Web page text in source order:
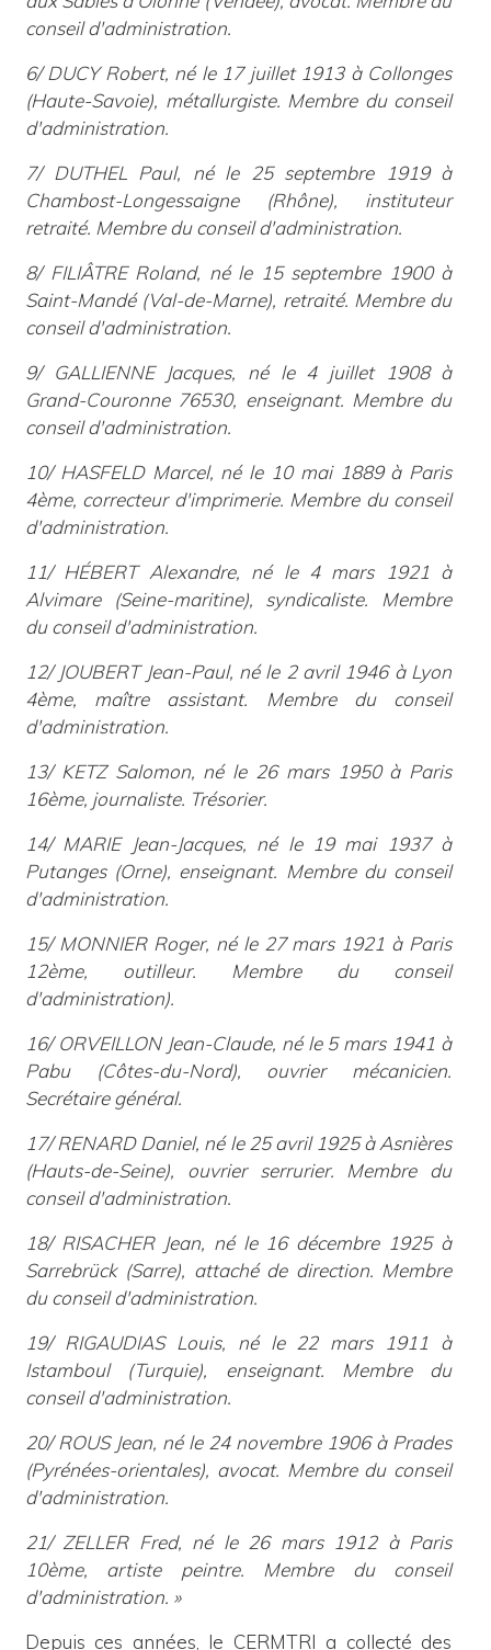
conseil d'administration.
6/ DUCY Robert, né le 17 juillet 1913 à Collonges
(Haute-Savoie), métallurgiste. Membre du conseil
d'administration.
7/ DUTHEL Paul, né le 25 septembre 1919 à
Chambost-Longessaigne (Rhône), instituteur
retraité. Membre du conseil d'administration.
8/ FILIÂTRE Roland, né le 15 septembre 1900 à
Saint-Mandé (Val-de-Marne), retraité. Membre du
conseil d'administration.
9/ GALLIENNE Jacques, né le 4 juillet 1908 à
Grand-Couronne 76530, enseignant. Membre du
conseil d'administration.
10/ HASFELD Marcel, né le 10 mai 1889 à Paris
4ème, correcteur d'imprimerie. Membre du conseil
d'administration.
11/ HÉBERT Alexandre, né le 4 mars 1921 à
Alvimare (Seine-maritine), syndicaliste. Membre
du conseil d'administration.
12/ JOUBERT Jean-Paul, né le 2 avril 1946 à Lyon
4ème, maître assistant. Membre du conseil
d'administration.
13/ KETZ Salomon, né le 26 mars 1950 à Paris
16ème, journaliste. Trésorier.
14/ MARIE Jean-Jacques, né le 19 mai 1937 à
Putanges (Orne), enseignant. Membre du conseil
d'administration.
15/ MONNIER Roger, né le 27 mars 1921 à Paris
12ème, outilleur. Membre du conseil
d'administration).
16/ ORVEILLON Jean-Claude, né le 5 mars 1941 à
Pabu (Côtes-du-Nord), ouvrier mécanicien.
Secrétaire général.
17/ RENARD Daniel, né le 25 avril 1925 à Asnières
(Hauts-de-Seine), ouvrier serrurier. Membre du
conseil d'administration.
18/ RISACHER Jean, né le 16 décembre 1925 à
Sarrebrück (Sarre), attaché de direction. Membre
du conseil d'administration.
19/ RIGAUDIAS Louis, né le 22 mars 1911 à
Istamboul (Turquie), enseignant. Membre du
conseil d'administration.
20/ ROUS Jean, né le 24 novembre 1906 à Prades
(Pyrénées-orientales), avocat. Membre du conseil
d'administration.
21/ ZELLER Fred, né le 26 mars 1912 à Paris
10ème, artiste peintre. Membre du conseil
d'administration. »
Depuis ces années, le CERMTRI a collecté des